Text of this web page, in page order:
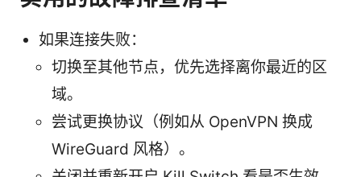
如果连接失败：
切换至其他节点，优先选择离你最近的区
域。
尝试更换协议（例如从 OpenVPN 换成
WireGuard 风格）。